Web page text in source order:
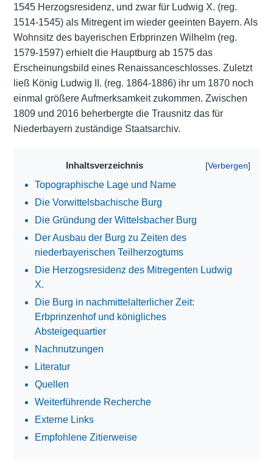
1545 Herzogsresidenz, und zwar für Ludwig X. (reg.
1514-1545) als Mitregent im wieder geeinten Bayern. Als
Wohnsitz des bayerischen Erbprinzen Wilhelm (reg.
1579-1597) erhielt die Hauptburg ab 1575 das
Erscheinungsbild eines Renaissanceschlosses. Zuletzt
ließ König Ludwig II. (reg. 1864-1886) ihr um 1870 noch
einmal größere Aufmerksamkeit zukommen. Zwischen
1809 und 2016 beherbergte die Trausnitz das für
Niederbayern zuständige Staatsarchiv.
Inhaltsverzeichnis
Topographische Lage und Name
Die Vorwittelsbachische Burg
Die Gründung der Wittelsbacher Burg
Der Ausbau der Burg zu Zeiten des
niederbayerischen Teilherzogtums
Die Herzogsresidenz des Mitregenten Ludwig
X.
Die Burg in nachmittelalterlicher Zeit:
Erbprinzenhof und königliches
Absteigequartier
Nachnutzungen
Literatur
Quellen
Weiterführende Recherche
Externe Links
Empfohlene Zitierweise